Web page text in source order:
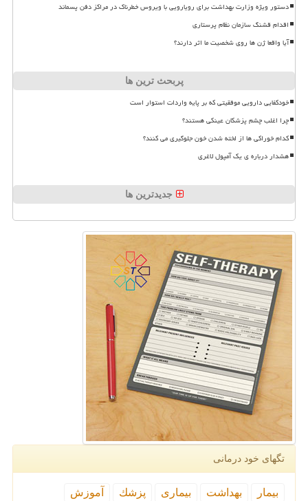
دستور ویژه وزارت بهداشت برای رویارویی با ویروس خطرناک در مراکز دفن پسماند
اقدام قشنگ سازمان نظام پرستاری
آیا واقعا ژن ها روی شخصیت ما اثر دارند؟
پربحث ترین ها
خودکفایی دارویی موفقیتی که بر پایه واردات استوار است
چرا اغلب چشم پزشکان عینکی هستند؟
کدام خوراکی ها از لخته شدن خون جلوگیری می کنند؟
هشدار درباره ی یک آمپول لاغری
جدیدترین ها
تگهای خود درمانی
بیمار بهداشت بیماری پزشك آموزش